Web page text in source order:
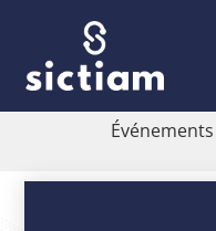
Événements